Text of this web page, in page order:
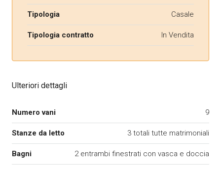
Tipologia Casale
Tipologia contratto In Vendita
Ulteriori dettagli
Numero vani 9
Stanze da letto 3 totali tutte matrimoniali
Bagni 2 entrambi finestrati con vasca e doccia